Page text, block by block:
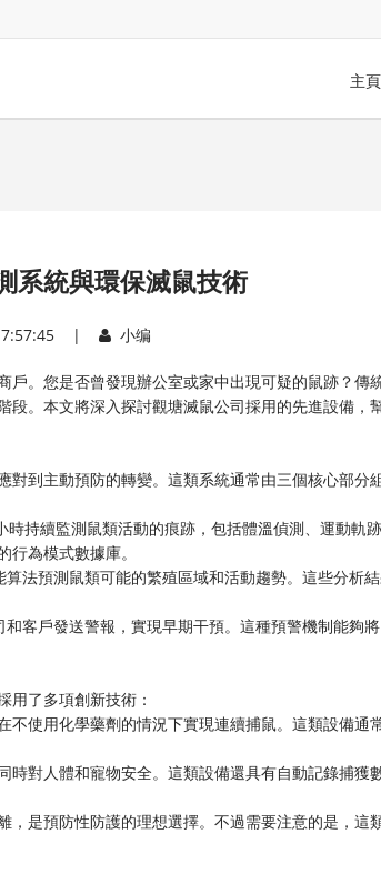
主頁
系統與環保滅鼠技術
17:57:45 | 小编
。您是否曾發現辦公室或家中出現可疑的鼠跡？傳
。本文將深入探討觀塘滅鼠公司採用的先進設備，
對到主動預防的轉變。這類系統通常由三個核心部分
持續監測鼠類活動的痕跡，包括體溫偵測、運動軌
為模式數據庫。
法預測鼠類可能的繁殖區域和活動趨勢。這些分析
客戶發送警報，實現早期干預。這種預警機制能夠
用了多項創新技術：
使用化學藥劑的情況下實現連續捕鼠。這類設備通
對人體和寵物安全。這類設備還具有自動記錄捕獲
是預防性防護的理想選擇。不過需要注意的是，這